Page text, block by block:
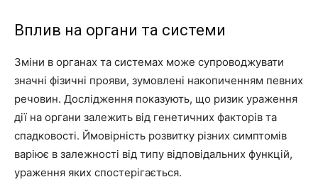
Вплив на органи та системи
Зміни в органах та системах може супроводжувати
значні фізичні прояви, зумовлені накопиченням певних
речовин. Дослідження показують, що ризик ураження
дії на органи залежить від генетичних факторів та
спадковості. Ймовірність розвитку різних симптомів
варіює в залежності від типу відповідальних функцій,
ураження яких спостерігається.